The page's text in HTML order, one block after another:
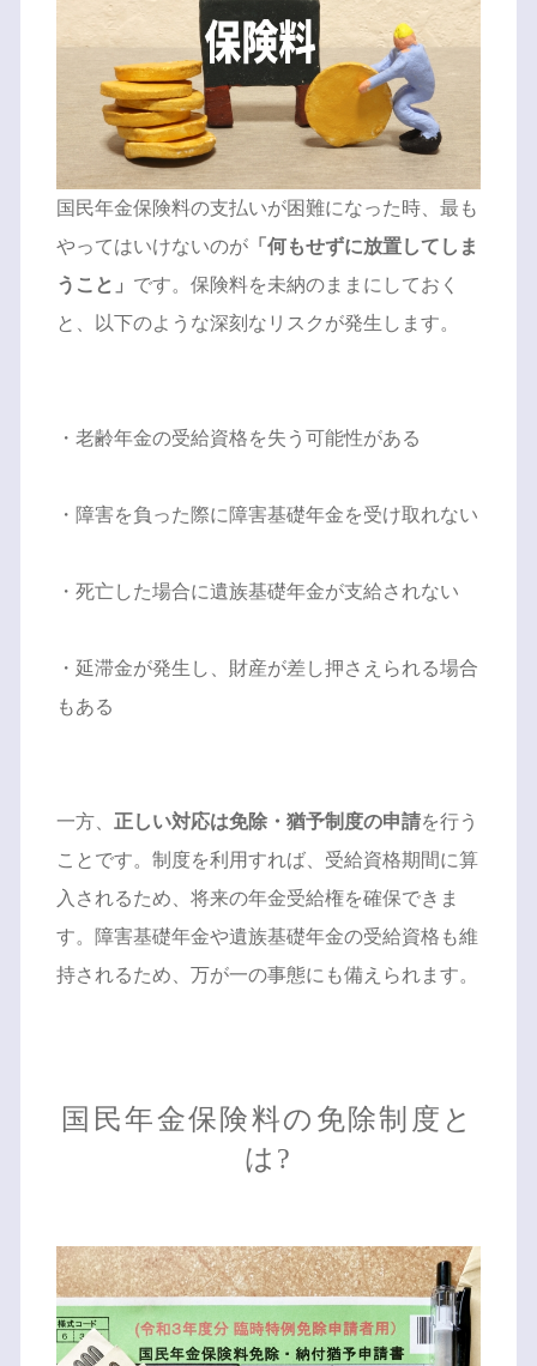
国民年金保険料の支払いが困難になった時、最も
やってはいけないのが「何もせずに放置してしま
うこと」 です。保険料を未納のままにしておく
と、以下のような深刻なリスクが発生します。
・老齢年金の受給資格を失う可能性がある
・障害を負った際に障害基礎年金を受け取れない
・死亡した場合に遺族基礎年金が支給されない
・延滞金が発生し、財産が差し押さえられる場合
もある
一方、 正しい対応は免除・猶予制度の申請を行う
ことです。制度を利用すれば、受給資格期間に算
入されるため、将来の年金受給権を確保できま
す。障害基礎年金や遺族基礎年金の受給資格も維
持されるため、万が一の事態にも備えられます。
国民年金保険料の免除制度と
は?